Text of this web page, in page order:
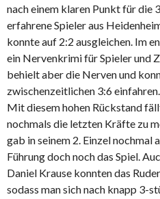
nach einem klaren Punkt für die
erfahrene Spieler aus
konnte auf 2:2 ausgleichen. Im
ein Nervenkrimi für Spieler und
behielt aber die Nerven und
zwischenzeitlichen 3:6 einfahren.
Mit diesem hohen Rückstand
nochmals die letzten Kräfte zu
gab in seinem 2. Einzel nochmal
Führung doch noch das Spiel.
Daniel Krause konnten das
sodass man sich nach knapp 3-